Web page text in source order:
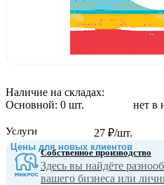
нет в
27 ₽/шт.
Цены для новых клиентов
Наличие на складах:
Основной: 0 шт.
Услуги
Собственное производство
Здесь вы найдёте
вашего бизнеса или